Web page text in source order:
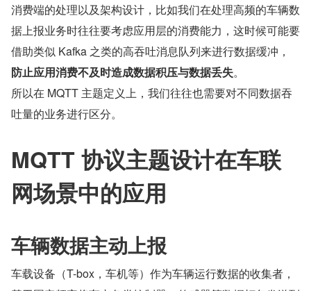
消费端的处理以及架构设计，比如我们在处理高频的车辆数
据上报业务时往往要考虑应用层的消费能力，这时候可能要
借助类似 Kafka 之类的高吞吐消息队列来进行数据缓冲，
防止应用消费不及时造成数据积压与数据丢失。
所以在 MQTT 主题定义上，我们往往也需要对不同数据吞
吐量的业务进行区分。
MQTT 协议主题设计在车联
网场景中的应用
车辆数据主动上报
车载设备（T-box，车机等）作为车辆运行数据的收集者，